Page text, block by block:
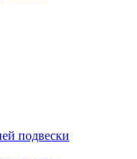
подвески